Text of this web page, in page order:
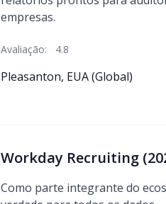
empresas.
Avaliação: 4.8
Pleasanton, EUA (Global)
Workday Recruiting
Como parte integrante do